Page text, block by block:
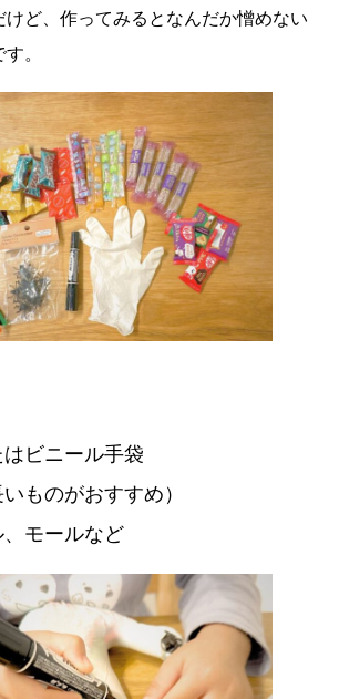
けど、作ってみるとなんだか憎めない
。
はビニール手袋
ものがおすすめ）
、モールなど